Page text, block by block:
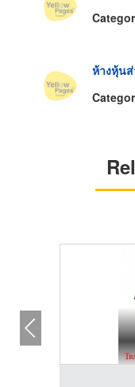
ห้างหุ้น